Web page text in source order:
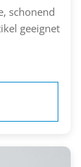
schonend
geeignet